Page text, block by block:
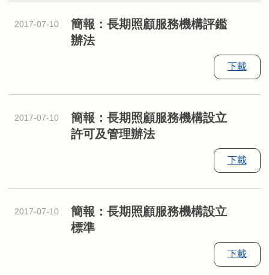
2017-07-10
簡報：長期照顧服務機構評鑑
辦法
下載
2017-07-10
簡報：長期照顧服務機構設立
許可及管理辦法
下載
2017-07-10
簡報：長期照顧服務機構設立
標準
下載